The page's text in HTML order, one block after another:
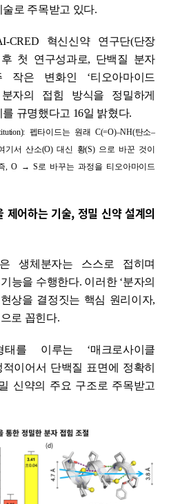
로 주목받고 있다.
CRED 혁신신약 연구단(단장
첫 연구성과로, 단백질 분자
작은 변화인 ‘티오아마이드
자의 접힘 방식을 정밀하게
규명했다고 16일 밝혔다.
펩타이드는 원래 C(=O)–NH(탄소–
기서 산소(O) 대신 황(S) 으로 바꾼 것이
즉, O → S로 바꾸는 과정을 티오아마이드
어하는 기술, 정밀 신약 설계의
생체분자는 스스로 접히며
능을 수행한다. 이러한 ‘분자의
상을 결정짓는 핵심 원리이자,
로 꼽힌다.
를 이루는 ‘매크로사이클
적이어서 단백질 표면에 정확히
신약의 주요 구조로 주목받고